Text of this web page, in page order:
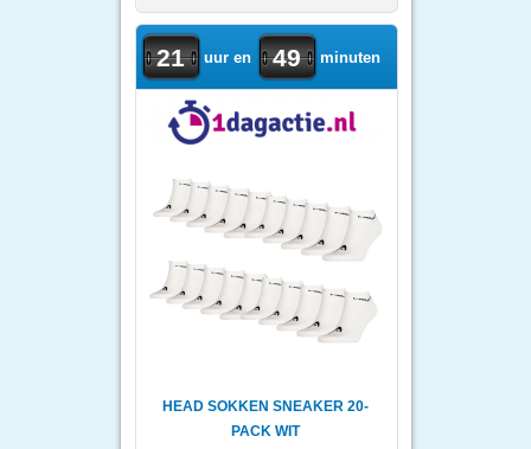
21 uur en 49 minuten
HEAD SOKKEN SNEAKER 20-
PACK WIT